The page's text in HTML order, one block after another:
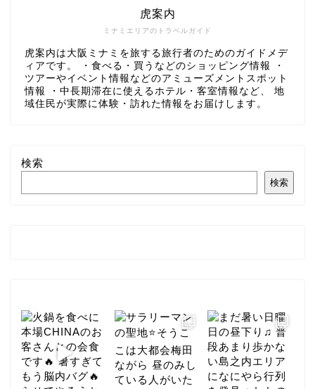
ミナミエリアのトラベルガイド
虎案内
虎案内は大阪ミナミを旅する旅行者のためのガイドメデ
ィアです。 ・食べる・買うなどのショッピング情報 ・
ツアーやイベント情報などのアミューズメントスポット
情報 ・中長期滞在に使えるホテル・客室情報など、 地
域住民が実際に体験・訪れた情報をお届けします。
検索
検索